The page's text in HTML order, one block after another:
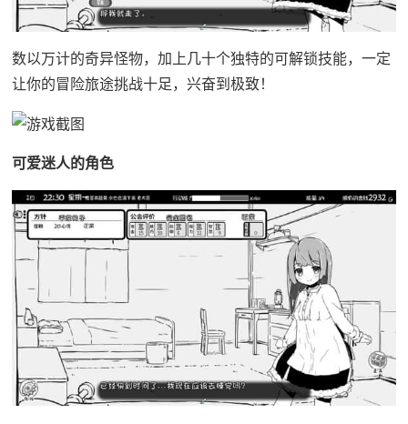
数以万计的奇异怪物，加上几十个独特的可解锁技能，一定
让你的冒险旅途挑战十足，兴奋到极致！
可爱迷人的角色